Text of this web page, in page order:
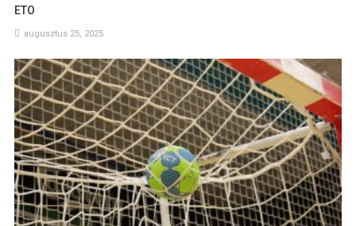
ETO
augusztus 25, 2025